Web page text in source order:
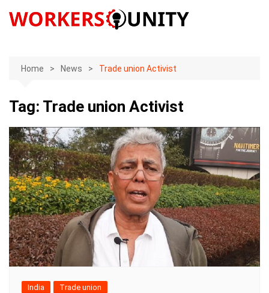
Home News Trade union Activist
Tag: Trade union Activist
India Trade union